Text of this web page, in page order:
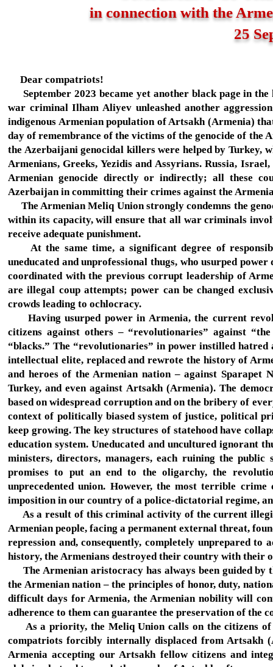
in connection with the
25
Dear compatriots!
September 2023 became yet another black page in
war criminal Ilham Aliyev unleashed another
indigenous Armenian population of Artsakh (Armenia)
day of remembrance of the victims of the genocide of
the Azerbaijani genocidal killers were helped by Turkey,
Armenians, Greeks, Yezidis and Assyrians. Russia,
Armenian genocide directly or indirectly; all these
Azerbaijan in committing their crimes against the
The Armenian Meliq Union strongly condemns the
within its capacity, will ensure that all war criminals
receive adequate punishment.
At the same time, a significant degree of
uneducated and unprofessional thugs, who usurped
coordinated with the previous corrupt leadership of
are illegal coup attempts; power can be changed
crowds leading to ochlocracy.
Having usurped power in Armenia, the current
citizens against others – “revolutionaries” against
“blacks.” The “revolutionaries” in power instilled hatred
intellectual elite, replaced and rewrote the history of
and heroes of the Armenian nation – against Sparapet
Turkey, and even against Artsakh (Armenia). The
based on widespread corruption and on the bribery of
context of politically biased system of justice, political
keep growing. The key structures of statehood have
education system. Uneducated and uncultured ignorant
ministers, directors, managers, each ruining the
promises to put an end to the oligarchy, the
unprecedented union. However, the most terrible
imposition in our country of a police-dictatorial regime,
As a result of this criminal activity of the current
Armenian people, facing a permanent external threat,
repression and, consequently, completely unprepared
history, the Armenians destroyed their country with their
The Armenian aristocracy has always been guided by
the Armenian nation – the principles of honor, duty,
difficult days for Armenia, the Armenian nobility will
adherence to them can guarantee the preservation of the
As a priority, the Meliq Union calls on the citizens of
compatriots forcibly internally displaced from Artsakh
Armenia accepting our Artsakh fellow citizens and